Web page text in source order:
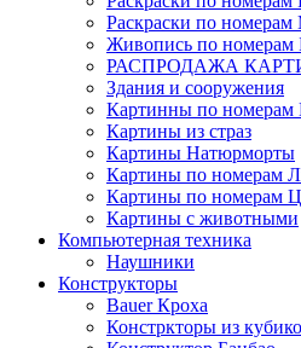
Раскраски по номерам
Живопись по номерам
РАСПРОДАЖА
Здания и сооружения
Картинны по номерам
Картины из страз
Картины Натюрморты
Картины по номерам
Картины по номерам
Картины с животными
Компьютерная техника
Наушники
Конструкторы
Bauer Кроха
Констркторы из